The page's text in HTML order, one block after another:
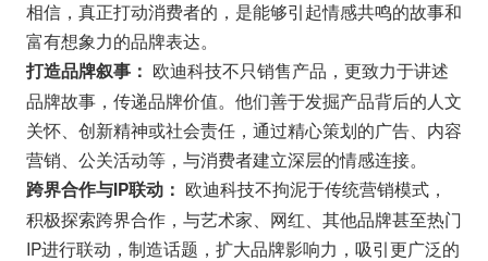
相信，真正打动消费者的，是能够引起情感共鸣的故事和
富有想象力的品牌表达。
打造品牌叙事： 欧迪科技不只销售产品，更致力于讲述
品牌故事，传递品牌价值。他们善于发掘产品背后的人文
关怀、创新精神或社会责任，通过精心策划的广告、内容
营销、公关活动等，与消费者建立深层的情感连接。
跨界合作与IP联动： 欧迪科技不拘泥于传统营销模式，
积极探索跨界合作，与艺术家、网红、其他品牌甚至热门
IP进行联动，制造话题，扩大品牌影响力，吸引更广泛的